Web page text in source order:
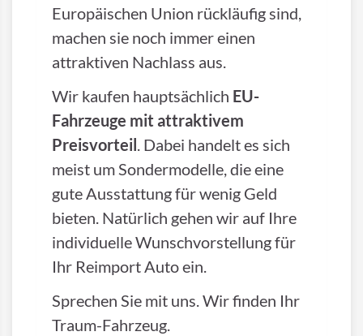
Europäischen Union rückläufig sind,
machen sie noch immer einen
attraktiven Nachlass aus.
Wir kaufen hauptsächlich EU-
Fahrzeuge mit attraktivem
Preisvorteil. Dabei handelt es sich
meist um Sondermodelle, die eine
gute Ausstattung für wenig Geld
bieten. Natürlich gehen wir auf Ihre
individuelle Wunschvorstellung für
Ihr Reimport Auto ein.
Sprechen Sie mit uns. Wir finden Ihr
Traum-Fahrzeug.